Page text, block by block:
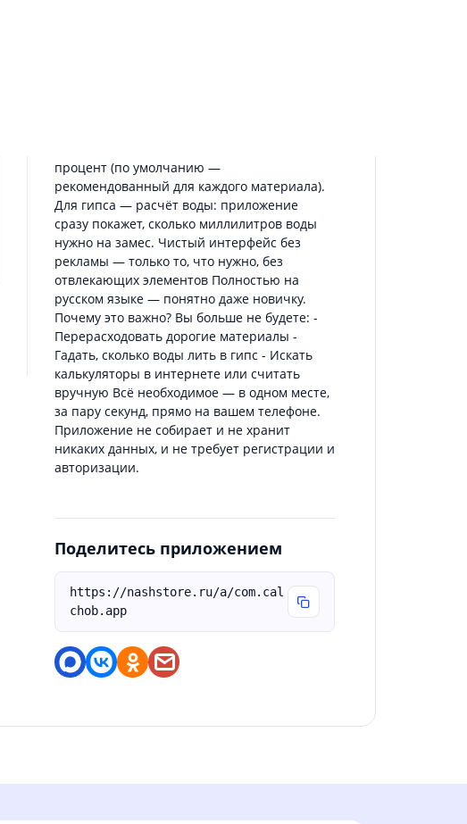
процент (по умолчанию —
рекомендованный для каждого материала).
Для гипса — расчёт воды: приложение
сразу покажет, сколько миллилитров воды
нужно на замес. Чистый интерфейс без
рекламы — только то, что нужно, без
отвлекающих элементов Полностью на
русском языке — понятно даже новичку.
Почему это важно? Вы больше не будете: -
Перерасходовать дорогие материалы -
Гадать, сколько воды лить в гипс - Искать
калькуляторы в интернете или считать
вручную Всё необходимое — в одном месте,
за пару секунд, прямо на вашем телефоне.
Приложение не собирает и не хранит
никаких данных, и не требует регистрации и
авторизации.
Поделитесь приложением
https://nashstore.ru/a/com.cal
chob.app